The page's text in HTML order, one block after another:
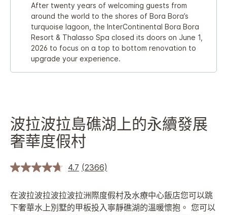
After twenty years of welcoming guests from
around the world to the shores of Bora Bora’s
turquoise lagoon, the InterContinental Bora Bora
Resort & Thalasso Spa closed its doors on June 1,
2026 to focus on a top to bottom renovation to
upgrade your experience.
波拉波拉島礁湖上的永續發展
奢華度假村
4.7 (2366)
在波拉波拉波拉波拉洲際度假村及水療中心飯店您可以跳
下奢華水上別墅的甲板投入寧靜礁湖的溫暖懷抱。 您可以